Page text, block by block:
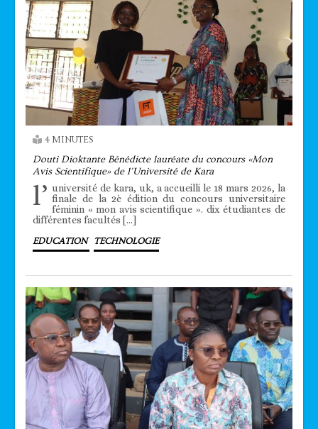
4 MINUTES
Douti Dioktante Bénédicte lauréate du concours «Mon
Avis Scientifique» de l’Université de Kara
l’ université de kara, uk, a accueilli le 18 mars 2026, la
finale de la 2è édition du concours universitaire
féminin « mon avis scientifique ». dix étudiantes de
différentes facultés […]
EDUCATION TECHNOLOGIE